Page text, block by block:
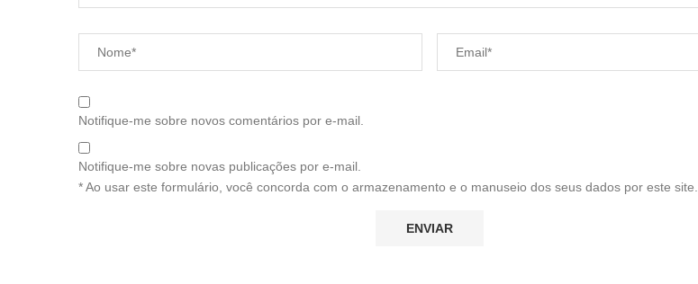
Notifique-me sobre novos comentários por e-mail.
Notifique-me sobre novas publicações por e-mail.
* Ao usar este formulário, você concorda com o armazenamento e o manuseio dos seus dados por este site.